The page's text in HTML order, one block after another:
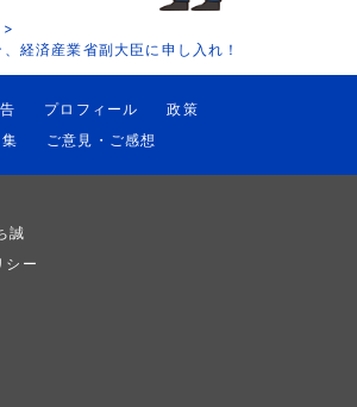
経済産業省副大臣に申し入れ！
プロフィール
政策
ご意見・ご感想
誠
シー